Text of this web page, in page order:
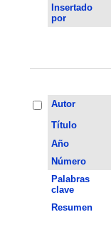
Insertado
por
Autor
Título
Año
Número
Palabras
clave
Resumen